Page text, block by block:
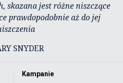
skazana jest różne niszczące
prawdopodobnie aż do jej
SNYDER
Kampanie